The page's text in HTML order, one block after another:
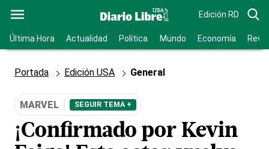
Edición RD
Última Hora Actualidad Política Mundo Economía
Portada Edición USA General
MARVEL SEGUIR TEMA +
¡Confirmado por Kevin